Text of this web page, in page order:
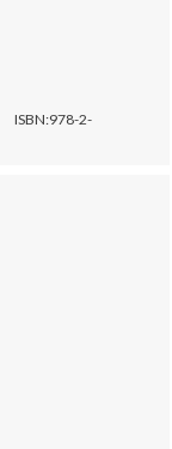
ISBN:978-2-